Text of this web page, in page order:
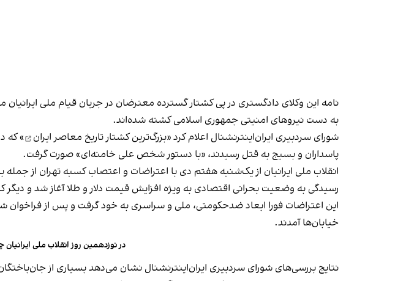
به دست نیروهای امنیتی جمهوری اسلامی کشته شده‌اند.
شورای سردبیری ایران‌اینترنشنال اعلام کرد «بزرگ‌ترین کشتار تاریخ معاصر ایران
پاسداران و بسیج به قتل رسیدند، «با دستور شخص علی خامنه‌ای» صورت گرفت.
انقلاب ملی ایرانیان از یک‌شنبه هفتم دی با اعتراضات و اعتصاب کسبه تهران از جمله
رسیدگی به وضعیت بحرانی اقتصادی به ویژه افزایش قیمت دلار و طلا آغاز شد و
خیابان‌ها آمدند.
در نوزدهمین روز انقلاب ملی
نتایج بررسی‌های شورای سردبیری ایران‌اینترنشنال نشان می‌دهد بسیاری از جان‌باختگان از جوانان